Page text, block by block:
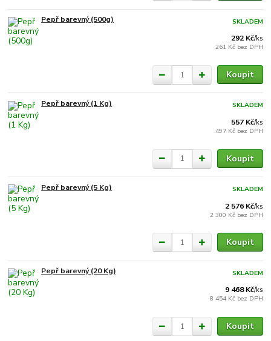
Pepř barevný (500g)
292 Kč/ks
261 Kč bez DPH
SKLADEM
Koupit
Pepř barevný (1 Kg)
557 Kč/ks
497 Kč bez DPH
SKLADEM
Koupit
Pepř barevný (5 Kg)
2 576 Kč/ks
2 300 Kč bez DPH
SKLADEM
Koupit
Pepř barevný (20 Kg)
9 468 Kč/ks
8 454 Kč bez DPH
SKLADEM
Koupit